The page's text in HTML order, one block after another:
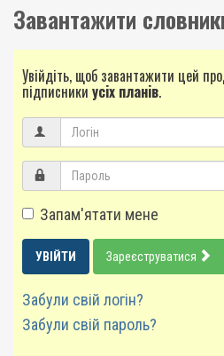
Завантажити
Увійдіть, щоб завантажити цей
підписники усіх планів.
Запам'ятати мене
УВІЙТИ Зареєструватися
Забули свій логін?
Забули свій пароль?